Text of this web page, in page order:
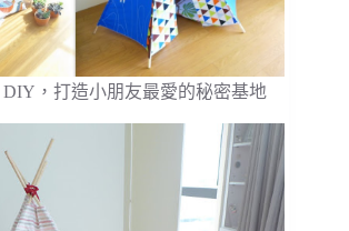
，打造小朋友最愛的秘密基地